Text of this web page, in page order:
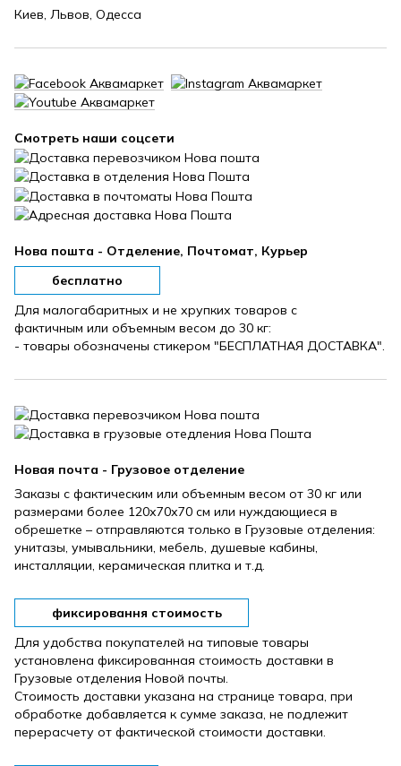
Киев, Львов, Одесса
Смотреть наши соцсети
Нова пошта - Отделение, Почтомат, Курьер
бесплатно
Для малогабаритных и не хрупких товаров с
фактичным или объемным весом до 30 кг:
- товары обозначены стикером "БЕСПЛАТНАЯ ДОСТАВКА".
Новая почта - Грузовое отделение
Заказы с фактическим или объемным весом от 30 кг или
размерами более 120х70х70 см или нуждающиеся в
обрешетке – отправляются только в Грузовые отделения:
унитазы, умывальники, мебель, душевые кабины,
инсталляции, керамическая плитка и т.д.
фиксировання стоимость
Для удобства покупателей на типовые товары
установлена ​​фиксированная стоимость доставки в
Грузовые отделения Новой почты.
Стоимость доставки указана на странице товара, при
обработке добавляется к сумме заказа, не подлежит
перерасчету от фактической стоимости доставки.